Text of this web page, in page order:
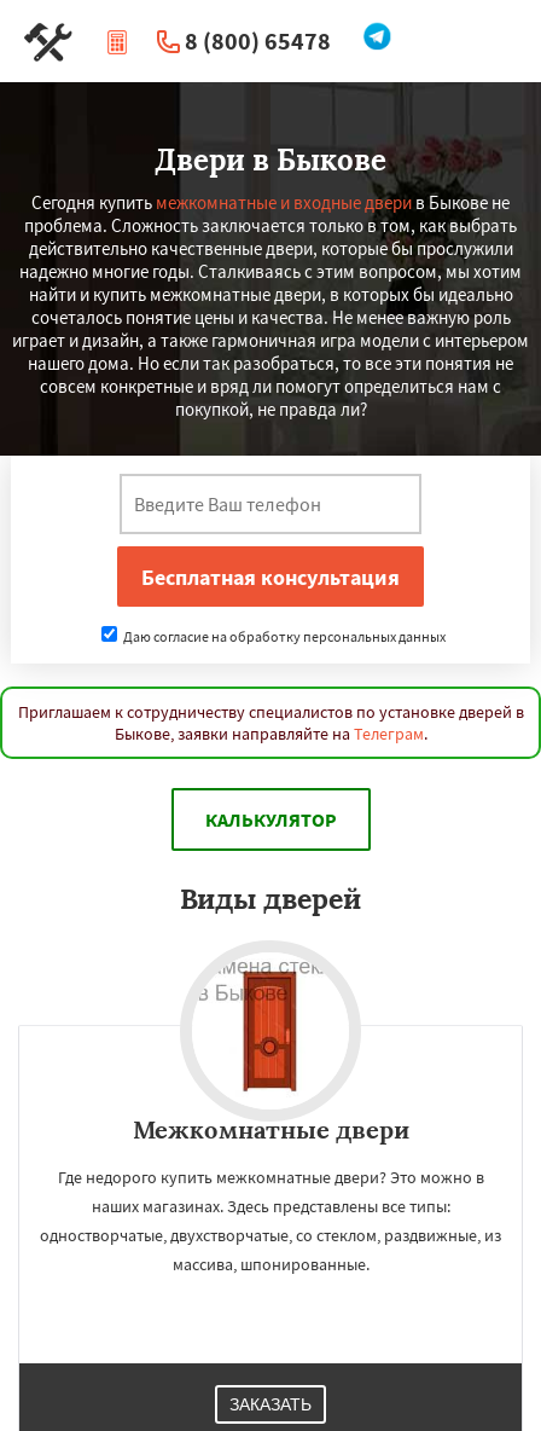
8 (800) 65478
| Перезвоните мне
Двери в Быкове
Сегодня купить межкомнатные и входные двери в Быкове не
проблема. Сложность заключается только в том, как выбрать
действительно качественные двери, которые бы прослужили
надежно многие годы. Сталкиваясь с этим вопросом, мы хотим
найти и купить межкомнатные двери, в которых бы идеально
сочеталось понятие цены и качества. Не менее важную роль
играет и дизайн, а также гармоничная игра модели с интерьером
нашего дома. Но если так разобраться, то все эти понятия не
совсем конкретные и вряд ли помогут определиться нам с
покупкой, не правда ли?
Даю согласие на обработку персональных данных
Приглашаем к сотрудничеству специалистов по установке дверей в
Быкове, заявки направляйте на Телеграм.
КАЛЬКУЛЯТОР
Виды дверей
Межкомнатные двери
Где недорого купить межкомнатные двери? Это можно в
наших магазинах. Здесь представлены все типы:
одностворчатые, двухстворчатые, со стеклом, раздвижные, из
массива, шпонированные.
ЗАКАЗАТЬ